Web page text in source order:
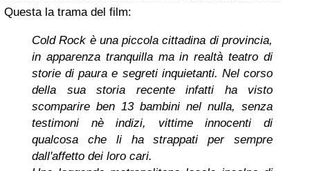
Questa la trama del film:
Cold Rock è una piccola cittadina di provincia,
in apparenza tranquilla ma in realtà teatro di
storie di paura e segreti inquietanti. Nel corso
della sua storia recente infatti ha visto
scomparire ben 13 bambini nel nulla, senza
testimoni nè indizi, vittime innocenti di
qualcosa che li ha strappati per sempre
dall'affetto dei loro cari.